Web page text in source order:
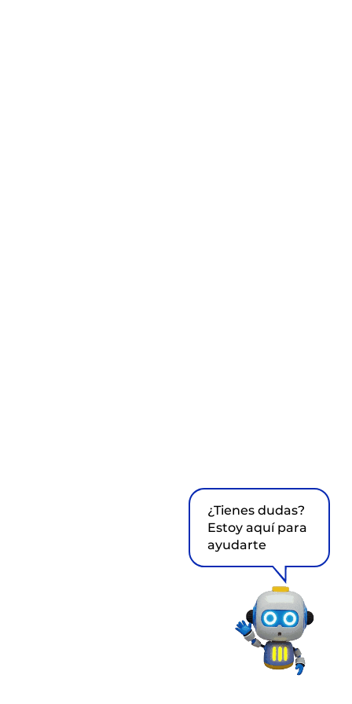
¿Tienes dudas?
Estoy aquí para
ayudarte